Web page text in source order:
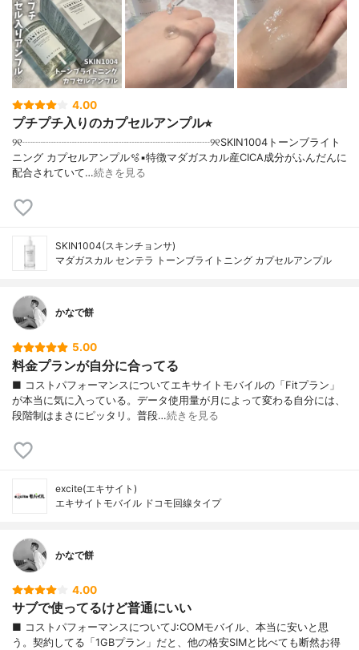
4.00
プチプチ入りのカプセルアンプル⭐︎
୨୧┈┈┈┈┈┈┈┈┈┈┈┈┈┈┈┈┈┈୨୧SKIN1004トーンブライト
ニング カプセルアンプル🫧▪︎特徴マダガスカル産CICA成分がふんだんに
配合されていて…続きを見る
SKIN1004(スキンチョンサ)
マダガスカル センテラ トーンブライトニング カプセルアンプル
かなで餅
5.00
料金プランが自分に合ってる
■ コストパフォーマンスについてエキサイトモバイルの「Fitプラン」
が本当に気に入っている。データ使用量が月によって変わる自分には、
段階制はまさにピッタリ。普段…続きを見る
excite(エキサイト)
エキサイトモバイル ドコモ回線タイプ
かなで餅
4.00
サブで使ってるけど普通にいい
■ コストパフォーマンスについてJ:COMモバイル、本当に安いと思
う。契約してる「1GBプラン」だと、他の格安SIMと比べても断然お得